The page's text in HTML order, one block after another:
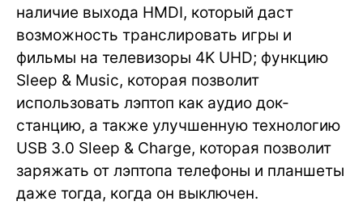
наличие выхода HMDI, который даст
возможность транслировать игры и
фильмы на телевизоры 4K UHD; функцию
Sleep & Music, которая позволит
использовать лэптоп как аудио док-
станцию, а также улучшенную технологию
USB 3.0 Sleep & Charge, которая позволит
заряжать от лэптопа телефоны и планшеты
даже тогда, когда он выключен.